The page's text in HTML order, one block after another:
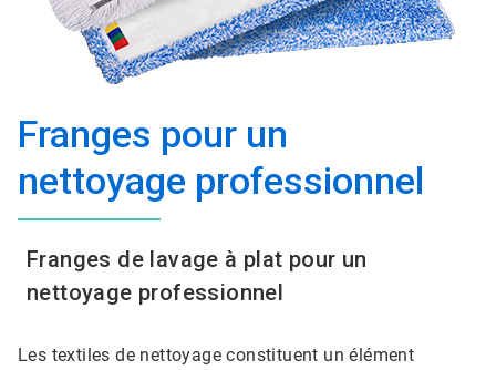
Franges pour un
nettoyage professionnel
Franges de lavage à plat pour un
nettoyage professionnel
Les textiles de nettoyage constituent un élément